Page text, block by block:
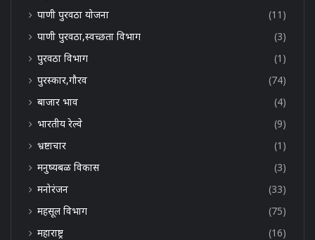
पाणी पुरवठा योजना
(11)
पाणी पुरवठा,स्वच्छता विभाग
(3)
पुरवठा विभाग
(1)
पुरस्कार,गौरव
(74)
बाजार भाव
(4)
भारतीय रेल्वे
(9)
भ्रष्टाचार
(1)
मनुष्यबळ विकास
(3)
मनोरंजन
(33)
महसूल विभाग
(75)
महाराष्ट्र
(16)